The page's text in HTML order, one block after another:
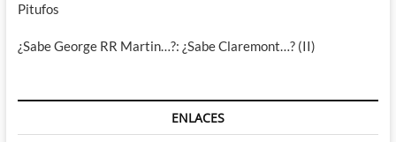
Pitufos
¿Sabe George RR Martin…?: ¿Sabe Claremont…? (II)
ENLACES